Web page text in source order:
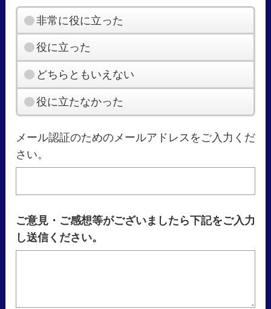
非常に役に立った
役に立った
どちらともいえない
役に立たなかった
メール認証のためのメールアドレスをご入力くだ
さい。
ご意見・ご感想等がございましたら下記をご入力
し送信ください。